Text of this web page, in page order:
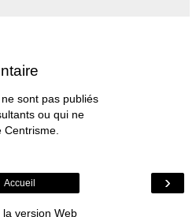
sont pas publiés
ou qui ne
›
Accueil
la version Web